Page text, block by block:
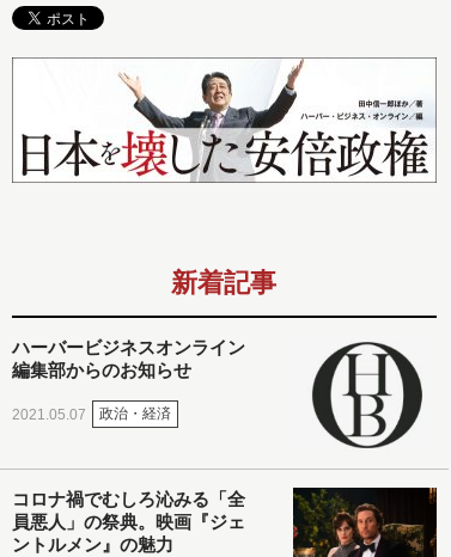
新着記事
ハーバービジネスオンライン
編集部からのお知らせ
2021.05.07 政治・経済
コロナ禍でむしろ沁みる「全
員悪人」の祭典。映画『ジェ
ントルメン』の魅力